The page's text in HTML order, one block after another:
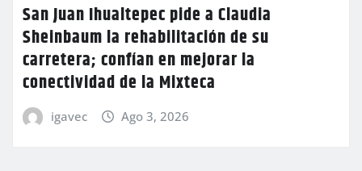
San Juan Ihualtepec pide a Claudia
Sheinbaum la rehabilitación de su
carretera; confían en mejorar la
conectividad de la Mixteca
igavec Ago 3, 2026